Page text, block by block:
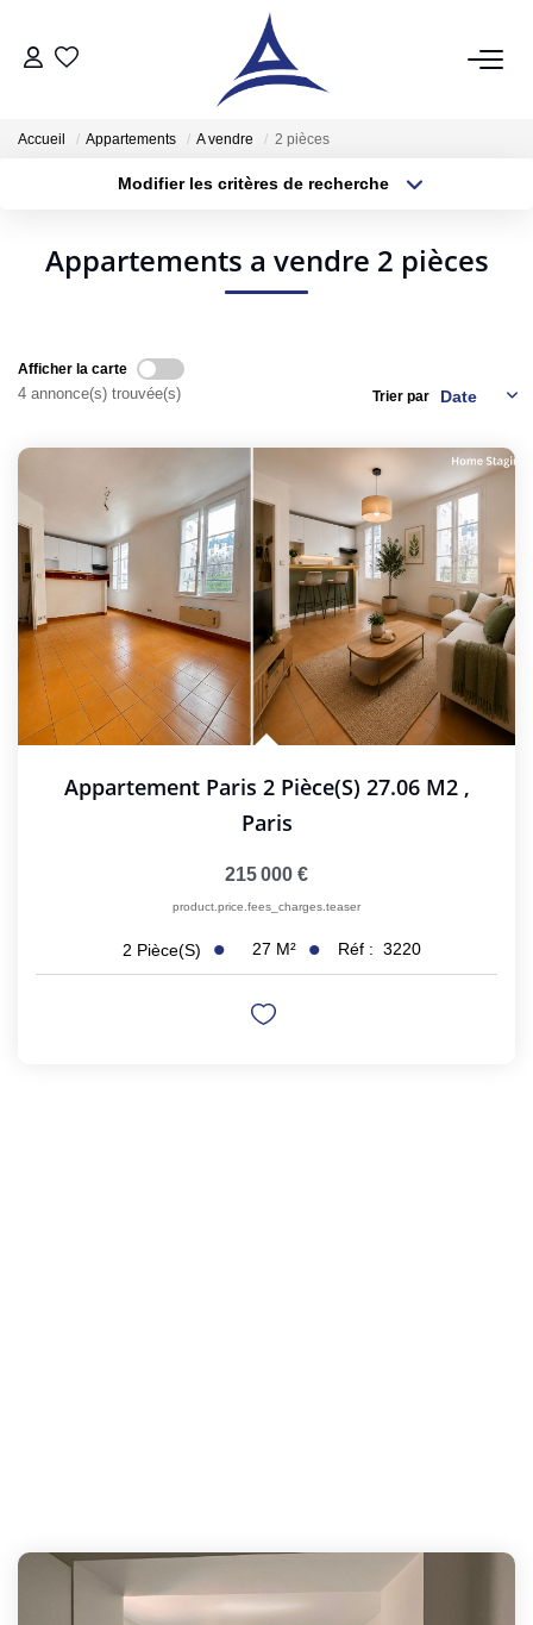
VENTES
Notre Service Location
Nos Offres En Location Du Moment
GESTION LOCATIVE
NOS CABINETS
BLOG
EXTRANET
Accueil Appartements A vendre 2 pièces
Modifier les critères de recherche
Type de bien
Appartements a vendre 2 pièces
Afficher la carte
4 annonce(s) trouvée(s) Trier par
Appartement Paris 2 Pièce(s) 27.06 M2 ,
Paris
215 000 €
product.price.fees_charges.teaser
2 Pièce(s) 27 M² Réf : 3220